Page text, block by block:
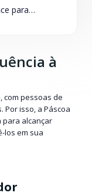
Páscoa
à
com pessoas de
Por isso, a Páscoa
alcançar
los em sua